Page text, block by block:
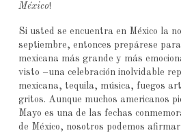
México!
Si usted se encuentra en México la
septiembre, entonces prepárese
mexicana más grande y más
visto –una celebración inolvidable
mexicana, tequila, música, fuegos
gritos. Aunque muchos americanos
Mayo es una de las fechas
de México, nosotros podemos